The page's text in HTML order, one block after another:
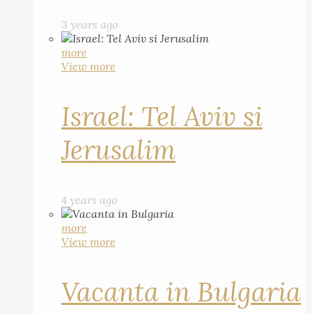
3 years ago
more
View more
Israel: Tel Aviv si
Jerusalim
4 years ago
more
View more
Vacanta in Bulgaria